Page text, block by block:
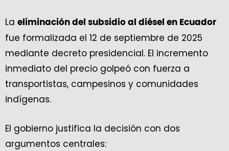
La eliminación del subsidio al diésel en Ecuador
fue formalizada el 12 de septiembre de 2025
mediante decreto presidencial. El incremento
inmediato del precio golpeó con fuerza a
transportistas, campesinos y comunidades
indígenas.
El gobierno justifica la decisión con dos
argumentos centrales: